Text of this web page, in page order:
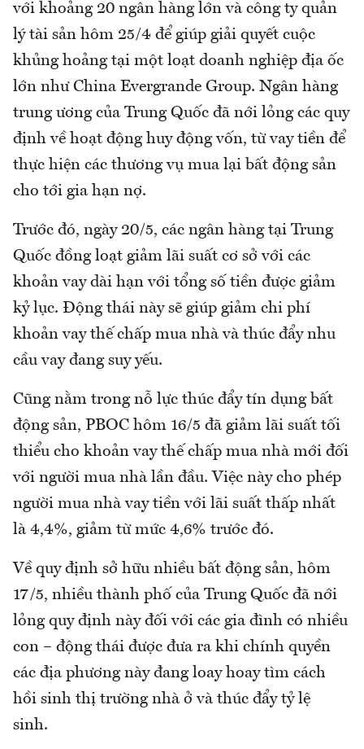
với khoảng 20 ngân hàng lớn và công ty quản
lý tài sản hôm 25/4 để giúp giải quyết cuộc
khủng hoảng tại một loạt doanh nghiệp địa ốc
lớn như China Evergrande Group. Ngân hàng
trung ương của Trung Quốc đã nới lỏng các quy
định về hoạt động huy động vốn, từ vay tiền để
thực hiện các thương vụ mua lại bất động sản
cho tới gia hạn nợ.
Trước đó, ngày 20/5, các ngân hàng tại Trung
Quốc đồng loạt giảm lãi suất cơ sở với các
khoản vay dài hạn với tổng số tiền được giảm
kỷ lục. Động thái này sẽ giúp giảm chi phí
khoản vay thế chấp mua nhà và thúc đẩy nhu
cầu vay đang suy yếu.
Cũng nằm trong nỗ lực thúc đẩy tín dụng bất
động sản, PBOC hôm 16/5 đã giảm lãi suất tối
thiểu cho khoản vay thế chấp mua nhà mới đối
với người mua nhà lần đầu. Việc này cho phép
người mua nhà vay tiền với lãi suất thấp nhất
là 4,4%, giảm từ mức 4,6% trước đó.
Về quy định sở hữu nhiều bất động sản, hôm
17/5, nhiều thành phố của Trung Quốc đã nới
lỏng quy định này đối với các gia đình có nhiều
con – động thái được đưa ra khi chính quyền
các địa phương này đang loay hoay tìm cách
hồi sinh thị trường nhà ở và thúc đẩy tỷ lệ
sinh.